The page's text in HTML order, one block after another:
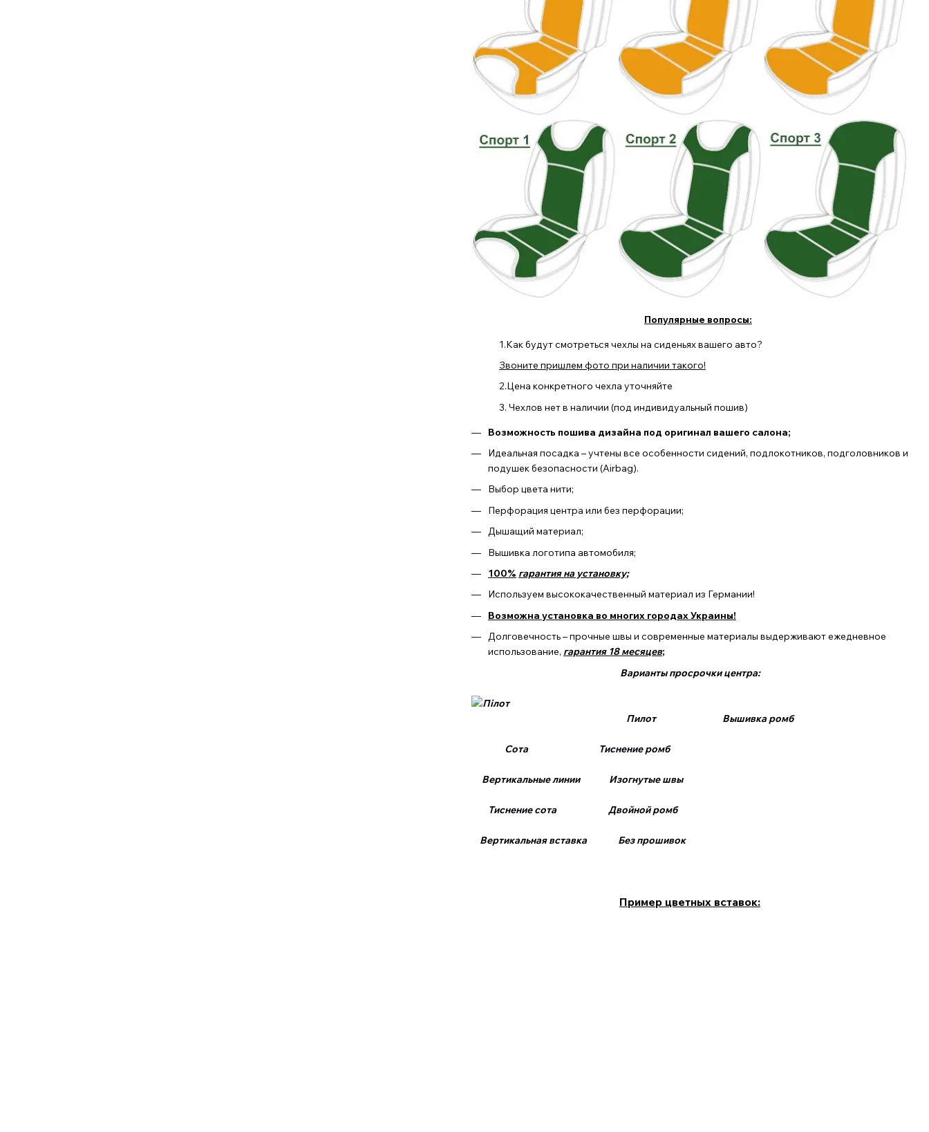
Популярные вопросы:
1.Как будут смотреться чехлы на сиденьях вашего авто?
Звоните пришлем фото при наличии такого!
2.Цена конкретного чехла уточняйте
3. Чехлов нет в наличии (под индивидуальный пошив)
Возможность пошива дизайна под оригинал вашего салона;
Идеальная посадка – учтены все особенности сидений, подлокотников, подголовников и
подушек безопасности (Airbag).
Выбор цвета нити;
Перфорация центра или без перфорации;
Дышащий материал;
Вышивка логотипа автомобиля;
100% гарантия на установку;
Используем высококачественный материал из Германии!
Возможна установка во многих городах Украины!
Долговечность – прочные швы и современные материалы выдерживают ежедневное
использование, гарантия 18 месяцев;
Варианты просрочки центра:
Пилот Вышивка ромб
Сота Тиснение ромб
Вертикальные линии Изогнутые швы
Тиснение сота Двойной ромб
Вертикальная вставка Без прошивок
Пример цветных вставок: